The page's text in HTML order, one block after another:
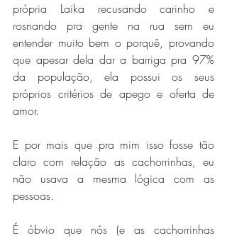
própria Laika recusando carinho e
rosnando pra gente na rua sem eu
entender muito bem o porquê, provando
que apesar dela dar a barriga pra 97%
da população, ela possui os seus
próprios critérios de apego e oferta de
amor.
E por mais que pra mim isso fosse tão
claro com relação as cachorrinhas, eu
não usava a mesma lógica com as
pessoas.
É óbvio que nós (e as cachorrinhas